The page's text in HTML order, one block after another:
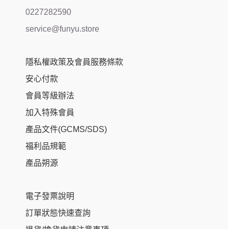
0227282590
service@funyu.store
隱私權政策及會員服務條款
安心付款
會員等級辦法
加入特殊會員
產品文件(GCMS/SDS)
福利品規範
產品朔源
電子發票說明
訂單狀態快速查詢